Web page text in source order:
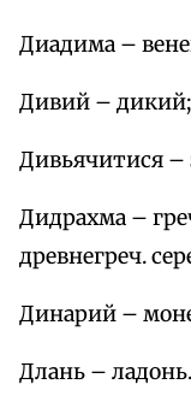
Диадима –
Дивий –
Дивьячитися –
Дидрахма –
древнегреч.
Динарий –
Длань – ладонь.